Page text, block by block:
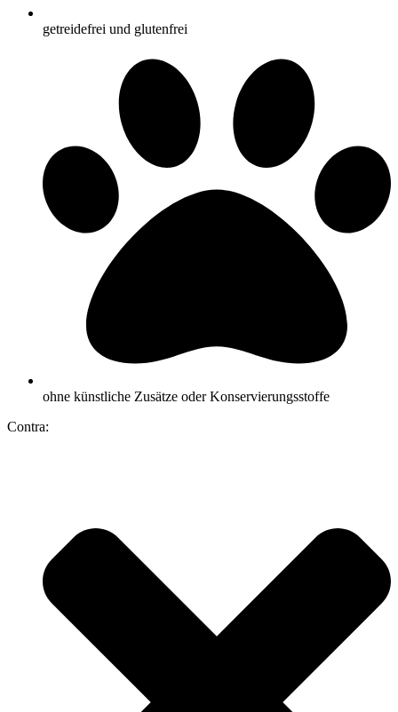
getreidefrei und glutenfrei
ohne künstliche Zusätze oder Konservierungsstoffe
Contra: